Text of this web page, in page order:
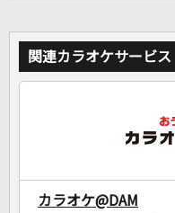
関連カラオケサービス
カラオケ@DAM